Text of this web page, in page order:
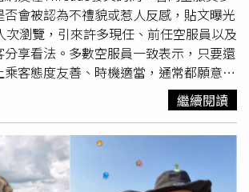
的版本，然後請AI美化，但一定要給明
來的東西我敢看卻不敢講」、「AI只適
還是現實建議，最終審核員終究是人
沒事啦，先進去再說，頂多被開除再領
有錢拿」、「AI可能比你更懂什麼是履
官眼球非常重要，這決定後續面試機
誤導不等於說謊、造假，如果AI造假性
能等這種一翻兩瞪眼的項目記得更正。
、六邊形戰士等就見仁見智，反正也沒人
才見真章」。
會被認為不禮貌或惹人反感，貼文曝光
次瀏覽，引來許多現任、前任空服員以及
享看法。多數空服員一致表示，只要還
客態度友善、時機適當，通常都願意提
出，飛機餐數量雖然會依照旅客人數準
狀況準備少量備餐，只是在送餐開始時，
知有多少乘客會放棄用餐，因此若一開
難以立刻答應。最理想的做法，是等全
後，再禮貌詢問是否還有剩餘餐點。多位
成功率的說法是：「如果全部發完後還
繼續閱讀